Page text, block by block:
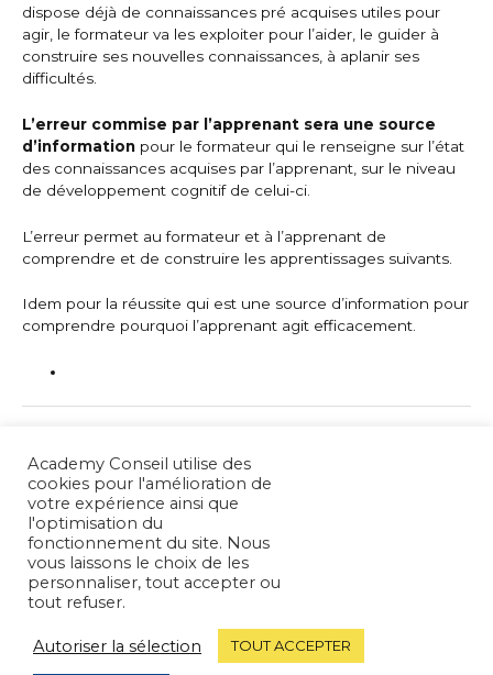
dispose déjà de connaissances pré acquises utiles pour
agir, le formateur va les exploiter pour l’aider, le guider à
construire ses nouvelles connaissances, à aplanir ses
difficultés.
L’erreur commise par l’apprenant sera une source
d’information pour le formateur qui le renseigne sur l’état
des connaissances acquises par l’apprenant, sur le niveau
de développement cognitif de celui-ci.
L’erreur permet au formateur et à l’apprenant de
comprendre et de construire les apprentissages suivants.
Idem pour la réussite qui est une source d’information pour
comprendre pourquoi l’apprenant agit efficacement.
Rechercher :
Revoir le consentement
Copyright © 2026 Academy Conseil |Mentions légales &
Politique de confidentialité
Academy Conseil utilise des
cookies pour l'amélioration de
votre expérience ainsi que
l'optimisation du
fonctionnement du site. Nous
vous laissons le choix de les
personnaliser, tout accepter ou
tout refuser.
Autoriser la sélection TOUT ACCEPTER